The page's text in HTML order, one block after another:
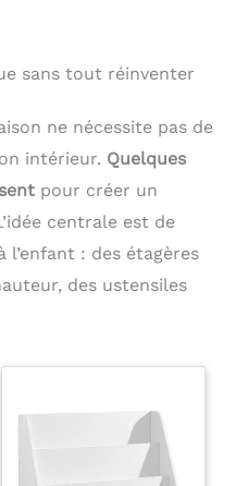
sans tout réinventer
ne nécessite pas de
intérieur. Quelques
pour créer un
centrale est de
l’enfant : des étagères
des ustensiles